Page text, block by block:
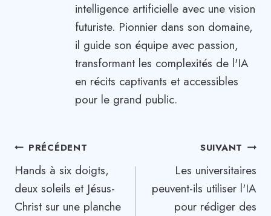
intelligence artificielle avec une vision
futuriste. Pionnier dans son domaine,
il guide son équipe avec passion,
transformant les complexités de l'IA
en récits captivants et accessibles
pour le grand public.
Navigation
de
l’article
PRÉCÉDENT
Hands à six doigts,
deux soleils et Jésus-
Christ sur une planche
SUIVANT
Les universitaires
peuvent-ils utiliser l'IA
pour rédiger des